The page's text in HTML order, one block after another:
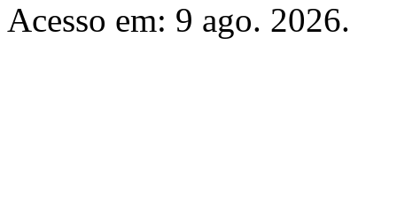
Acesso em: 9 ago. 2026.